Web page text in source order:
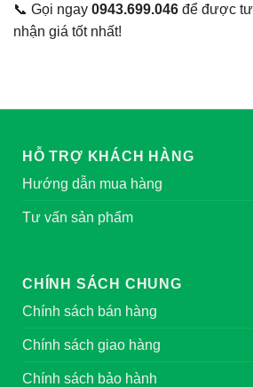
📞 Gọi ngay 0943.699.046 để được
nhận giá tốt nhất!
HỖ TRỢ KHÁCH HÀNG
Hướng dẫn mua hàng
Tư vấn sản phẩm
CHÍNH SÁCH CHUNG
Chính sách bán hàng
Chính sách giao hàng
Chính sách bảo hành